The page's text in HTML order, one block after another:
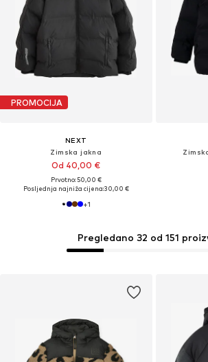
PROMOCIJA
NEXT
Zimska jakna
Od 40,00 €
Prvotno: 50,00 €
Posljednja najniža cijena:30,00 €
+1
Pregledano 32 od 151